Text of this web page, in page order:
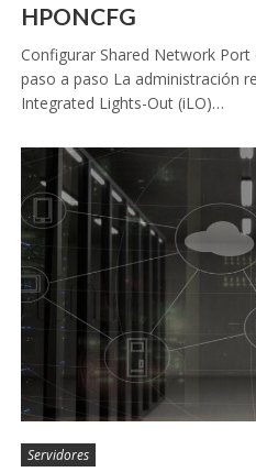
HPONCFG
Configurar Shared Network Port
paso a paso La administración
Integrated Lights-Out (iLO)…
Servidores